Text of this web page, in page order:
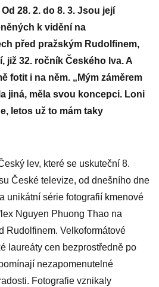
28. 2. do 8. 3. Jsou její
k vidění na
před pražským Rudolfinem,
již 32. ročník Českého lva. A
fotit i na něm. „Mým záměrem
jiná, měla svou koncepci. Loni
letos už to mám taky
lev, které se uskuteční 8.
České televize, od dnešního dne
unikátní série fotografií kmenové
Nguyen Phuong Thao na
Rudolfinem. Velkoformátové
laureáty cen bezprostředně po
nezapomenutelné
Fotografie vznikaly